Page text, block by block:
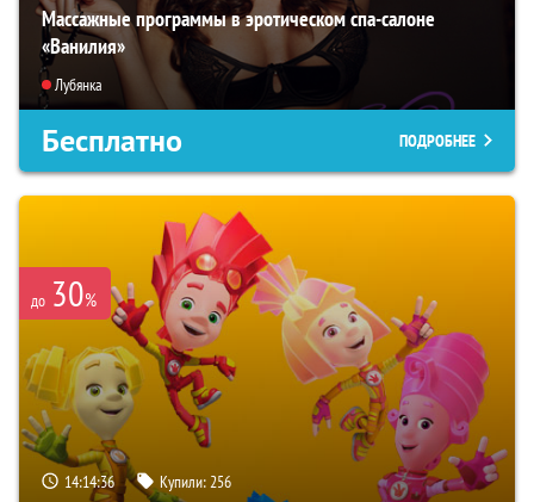
Массажные программы в эротическом спа-салоне
«Ванилия»
Лубянка
Бесплатно ПОДРОБНЕЕ
до 30%
14:14:34 Купили:256